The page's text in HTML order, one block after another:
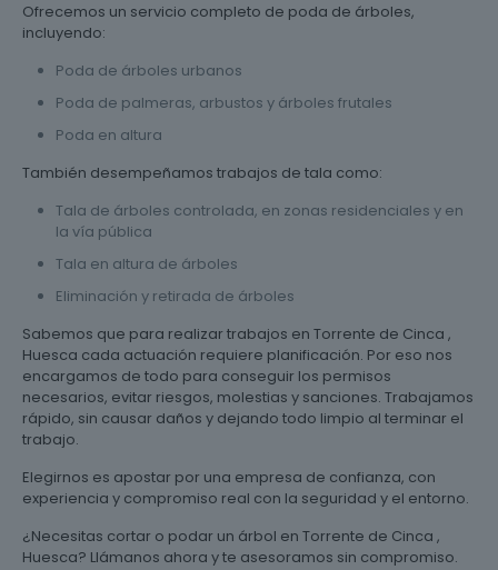
Ofrecemos un servicio completo de poda de árboles,
incluyendo:
Poda de árboles urbanos
Poda de palmeras, arbustos y árboles frutales
Poda en altura
También desempeñamos trabajos de tala como:
Tala de árboles controlada, en zonas residenciales y en
la vía pública
Tala en altura de árboles
Eliminación y retirada de árboles
Sabemos que para realizar trabajos en Torrente de Cinca ,
Huesca cada actuación requiere planificación. Por eso nos
encargamos de todo para conseguir los permisos
necesarios, evitar riesgos, molestias y sanciones. Trabajamos
rápido, sin causar daños y dejando todo limpio al terminar el
trabajo.
Elegirnos es apostar por una empresa de confianza, con
experiencia y compromiso real con la seguridad y el entorno.
¿Necesitas cortar o podar un árbol en Torrente de Cinca ,
Huesca? Llámanos ahora y te asesoramos sin compromiso.